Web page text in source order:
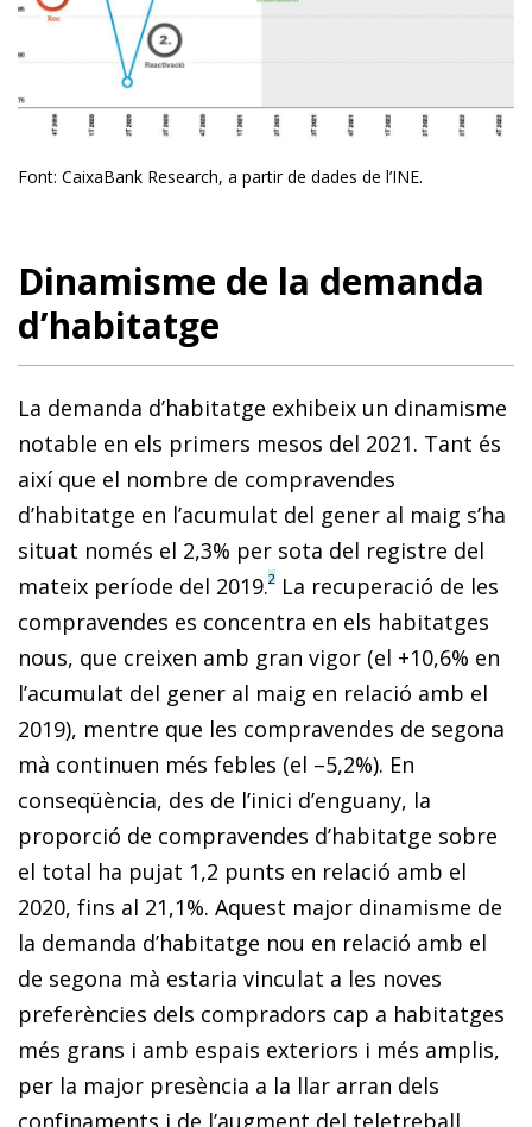
Font: CaixaBank Research, a partir de dades de l’INE.
Dinamisme de la demanda
d’habitatge
La demanda d’habitatge exhibeix un dinamisme
notable en els primers mesos del 2021. Tant és
així que el nombre de compravendes
d’habitatge en l’acumulat del gener al maig s’ha
situat només el 2,3% per sota del registre del
mateix període del 2019.2 La recuperació de les
compravendes es concentra en els habitatges
nous, que creixen amb gran vigor (el +10,6% en
l’acumulat del gener al maig en relació amb el
2019), mentre que les compravendes de segona
mà continuen més febles (el –5,2%). En
conseqüència, des de l’inici d’enguany, la
proporció de compravendes d’habitatge sobre
el total ha pujat 1,2 punts en relació amb el
2020, fins al 21,1%. Aquest major dinamisme de
la demanda d’habitatge nou en relació amb el
de segona mà estaria vinculat a les noves
preferències dels compradors cap a habitatges
més grans i amb espais exteriors i més amplis,
per la major presència a la llar arran dels
confinaments i de l’augment del teletreball,